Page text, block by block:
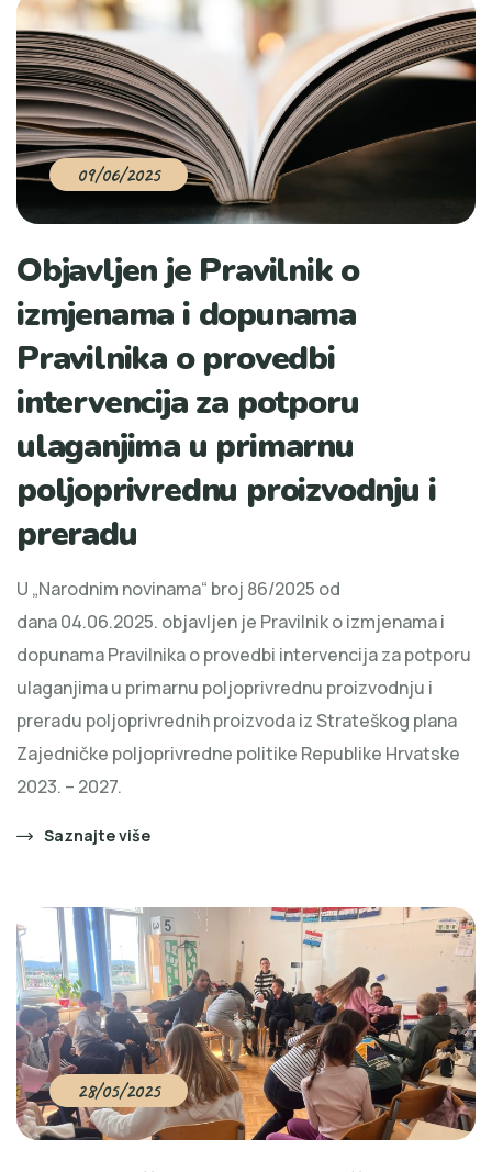
09/06/2025
Objavljen je Pravilnik o
izmjenama i dopunama
Pravilnika o provedbi
intervencija za potporu
ulaganjima u primarnu
poljoprivrednu proizvodnju i
preradu
U „Narodnim novinama“ broj 86/2025 od
dana 04.06.2025. objavljen je Pravilnik o izmjenama i
dopunama Pravilnika o provedbi intervencija za potporu
ulaganjima u primarnu poljoprivrednu proizvodnju i
preradu poljoprivrednih proizvoda iz Strateškog plana
Zajedničke poljoprivredne politike Republike Hrvatske
2023. – 2027.
Saznajte više
28/05/2025